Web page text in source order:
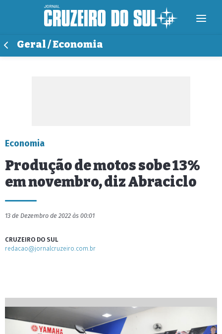
Geral / Economia
Economia
Produção de motos sobe 13%
em novembro, diz Abraciclo
13 de Dezembro de 2022 às 00:01
CRUZEIRO DO SUL
redacao@jornalcruzeiro.com.br